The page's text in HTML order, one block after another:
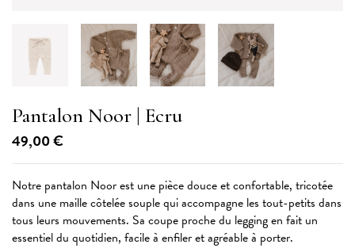
Pantalon Noor | Ecru
49,00 €
Notre pantalon Noor est une pièce douce et confortable, tricotée
dans une maille côtelée souple qui accompagne les tout-petits dans
tous leurs mouvements. Sa coupe proche du legging en fait un
essentiel du quotidien, facile à enfiler et agréable à porter.